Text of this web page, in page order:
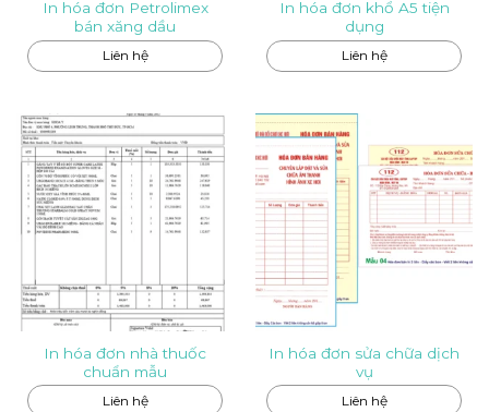
In hóa đơn Petrolimex
bán xăng dầu
Liên hệ
In hóa đơn khổ A5 tiện
dụng
Liên hệ
In hóa đơn nhà thuốc
chuẩn mẫu
Liên hệ
In hóa đơn sửa chữa dịch
vụ
Liên hệ